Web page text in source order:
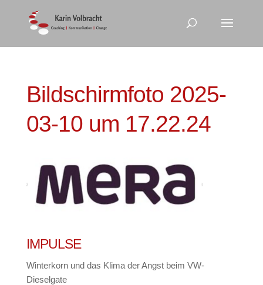
Bildschirmfoto 2025-
03-10 um 17.22.24
IMPULSE
Winterkorn und das Klima der Angst beim VW-
Dieselgate